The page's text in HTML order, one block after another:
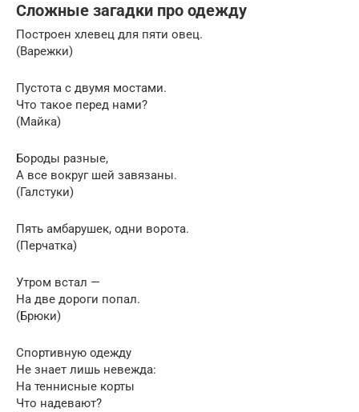
Сложные загадки про одежду
Построен хлевец для пяти овец.
(Варежки)
Пустота с двумя мостами.
Что такое перед нами?
(Майка)
Бороды разные,
А все вокруг шей завязаны.
(Галстуки)
Пять амбарушек, одни ворота.
(Перчатка)
Утром встал —
На две дороги попал.
(Брюки)
Спортивную одежду
Не знает лишь невежда:
На теннисные корты
Что надевают?